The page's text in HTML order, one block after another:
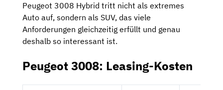
Peugeot 3008 Hybrid tritt nicht als extremes
Auto auf, sondern als SUV, das viele
Anforderungen gleichzeitig erfüllt und genau
deshalb so interessant ist.
Peugeot 3008: Leasing-Kosten